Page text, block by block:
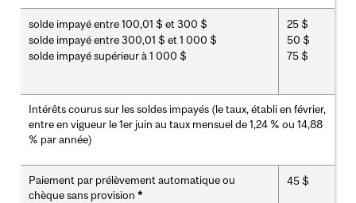
solde impayé entre 100,01 $ et 300 $
solde impayé entre 300,01 $ et 1 000 $
solde impayé supérieur à 1 000 $
25 $
50 $
75 $
Intérêts courus sur les soldes impayés (le taux, établi en février,
entre en vigueur le 1er juin au taux mensuel de 1,24 % ou 14,88
% par année)
Paiement par prélèvement automatique ou
chèque sans provision*
45 $